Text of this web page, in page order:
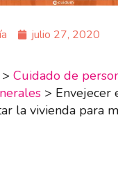
julio 27, 2020
> Cuidado de
> Envejecer
la vivienda para